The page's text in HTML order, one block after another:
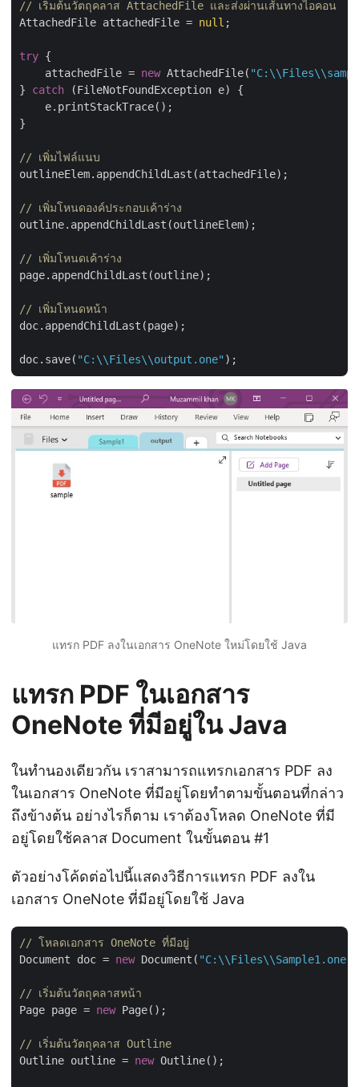
// เริ่มต้นวัตถุคลาส AttachedFile และส่งผ่านเส้นทางไอคอน
AttachedFile attachedFile = null ;
try {
    attachedFile =
new AttachedFile(
} catch (FileNotFoundException e) {
    e.printStackTrace();
}
// เพิ่มไฟล์แนบ
outlineElem.appendChildLast(attachedFile);
// เพิ่มโหนดองค์ประกอบเค้าร่าง
outline.appendChildLast(outlineElem);
// เพิ่มโหนดเค้าร่าง
page.appendChildLast(outline);
// เพิ่มโหนดหน้า
doc.appendChildLast(page);
doc.save( "C:\\Files\\output.one"
แทรก PDF ลงในเอกสาร OneNote ใหม่โดยใช้ Java
แทรก PDF ในเอกสาร
OneNote ที่มีอยู่ใน Java
ในทำนองเดียวกัน เราสามารถแทรกเอกสาร PDF ลง
ในเอกสาร OneNote ที่มีอยู่โดยทำตามขั้นตอนที่กล่าว
ถึงข้างต้น อย่างไรก็ตาม เราต้องโหลด OneNote ที่มี
อยู่โดยใช้คลาส Document ในขั้นตอน #1
ตัวอย่างโค้ดต่อไปนี้แสดงวิธีการแทรก PDF ลงใน
เอกสาร OneNote ที่มีอยู่โดยใช้ Java
// โหลดเอกสาร OneNote ที่มีอยู่
Document doc = new Document( "C:\\Files\\Sample1.one"
// เริ่มต้นวัตถุคลาสหน้า
Page page = new Page();
// เริ่มต้นวัตถุคลาส Outline
Outline outline = new Outline();